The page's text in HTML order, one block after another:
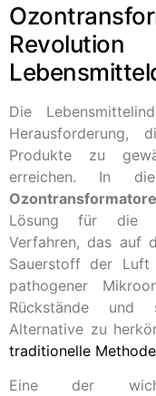
Die
Produkte zu
erreichen. In
Lösung für die
Verfahren, das auf
Sauerstoff der
pathogener
Rückstände
Alternative zu
traditionelle
Eine der